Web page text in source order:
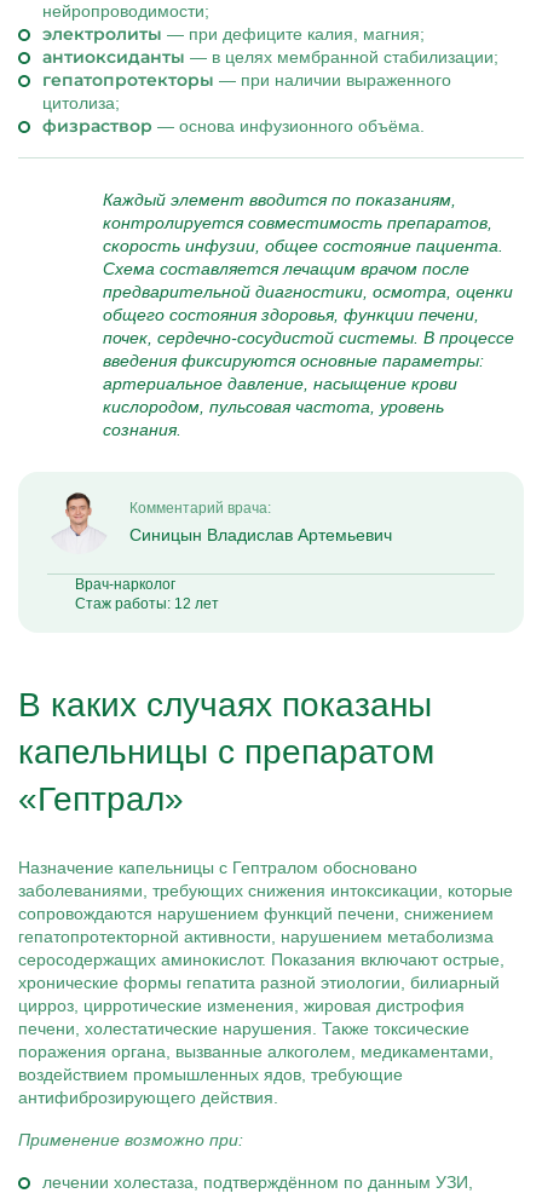
нейропроводимости;
электролиты — при дефиците калия, магния;
антиоксиданты — в целях мембранной стабилизации;
гепатопротекторы — при наличии выраженного
цитолиза;
физраствор — основа инфузионного объёма.
Каждый элемент вводится по показаниям,
контролируется совместимость препаратов,
скорость инфузии, общее состояние пациента.
Схема составляется лечащим врачом после
предварительной диагностики, осмотра, оценки
общего состояния здоровья, функции печени,
почек, сердечно-сосудистой системы. В процессе
введения фиксируются основные параметры:
артериальное давление, насыщение крови
кислородом, пульсовая частота, уровень
сознания.
Комментарий врача:
Синицын Владислав Артемьевич
Врач-нарколог
Стаж работы: 12 лет
В каких случаях показаны
капельницы с препаратом
«Гептрал»
Назначение капельницы с Гептралом обосновано
заболеваниями, требующих снижения интоксикации, которые
сопровождаются нарушением функций печени, снижением
гепатопротекторной активности, нарушением метаболизма
серосодержащих аминокислот. Показания включают острые,
хронические формы гепатита разной этиологии, билиарный
цирроз, цирротические изменения, жировая дистрофия
печени, холестатические нарушения. Также токсические
поражения органа, вызванные алкоголем, медикаментами,
воздействием промышленных ядов, требующие
антифиброзирующего действия.
Применение возможно при:
лечении холестаза, подтверждённом по данным УЗИ,